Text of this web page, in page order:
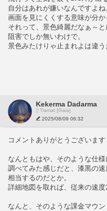
自分はあれが嫌いなんですよね
画面を見にくくする意味が分か
それって、景色綺麗だなぁ～
阻害でしか無いわけで。
景色みたけりゃ止まれよは違う
Kekerma Dadarma
Tiamat [Gaia]
2025/08/09 06:32
コメントありがとうございます
なんともはや、そのような仕様
調べてみた感じだと、漆黒の
相当するのだとか。
詳細地図を取れば、従来の速
なんと、そのような課金マウ